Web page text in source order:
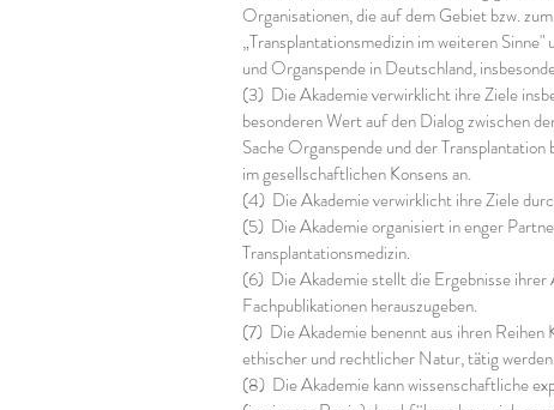
Organisationen, die auf dem Gebiet bzw.
„Transplantationsmedizin im weiteren
und Organspende in Deutschland,
(3) Die Akademie verwirklicht ihre Ziele
besonderen Wert auf den Dialog zwischen
Sache Organspende und der
im gesellschaftlichen Konsens an.
(4) Die Akademie verwirklicht ihre Ziele
(5) Die Akademie organisiert in enger
Transplantationsmedizin.
(6) Die Akademie stellt die Ergebnisse
Fachpublikationen herauszugeben.
(7) Die Akademie benennt aus ihren Reihen
ethischer und rechtlicher Natur, tätig werden.
(8) Die Akademie kann wissenschaftliche